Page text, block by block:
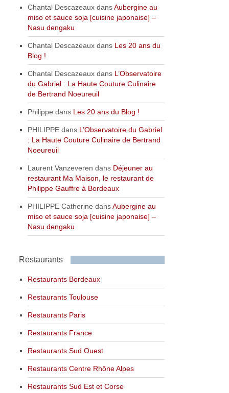
Chantal Descazeaux dansAubergine au
miso et sauce soja [cuisine japonaise] –
Nasu dengaku
Chantal Descazeaux dans Les 20 ans du
Blog !
Chantal Descazeaux dans L’Observatoire
du Gabriel : La Haute Couture Culinaire
de Bertrand Noeureuil
Philippe dans Les 20 ans du Blog !
PHILIPPE dans L’Observatoire du Gabriel
: La Haute Couture Culinaire de Bertrand
Noeureuil
Laurent Vanzeveren dans Déjeuner au
restaurant Ma Maison, le restaurant de
Philippe Gauffre à Bordeaux
PHILIPPE Catherine dansAubergine au
miso et sauce soja [cuisine japonaise] –
Nasu dengaku
Restaurants
Restaurants Bordeaux
Restaurants Toulouse
Restaurants Paris
Restaurants France
Restaurants Sud Ouest
Restaurants Centre Rhône Alpes
Restaurants Sud Est et Corse